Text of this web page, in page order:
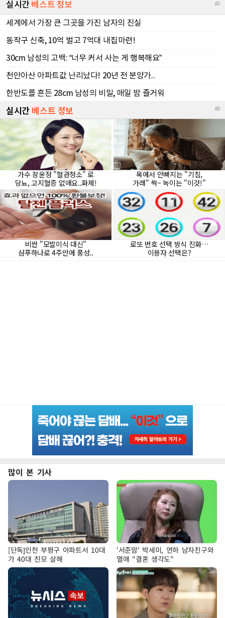
많이 본 기사
[단독]인천 부평구 아파트서 10대
가 40대 친모 살해
'서준맘' 박세미, 연하 남자친구와
열애 "결혼 생각도"